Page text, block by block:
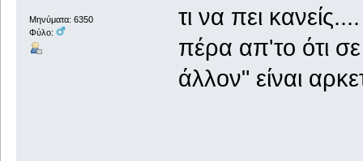
Μηνύματα: 6350
Φύλο:
τι να πει κανείς....
πέρα απ'το ότι
άλλον" είναι